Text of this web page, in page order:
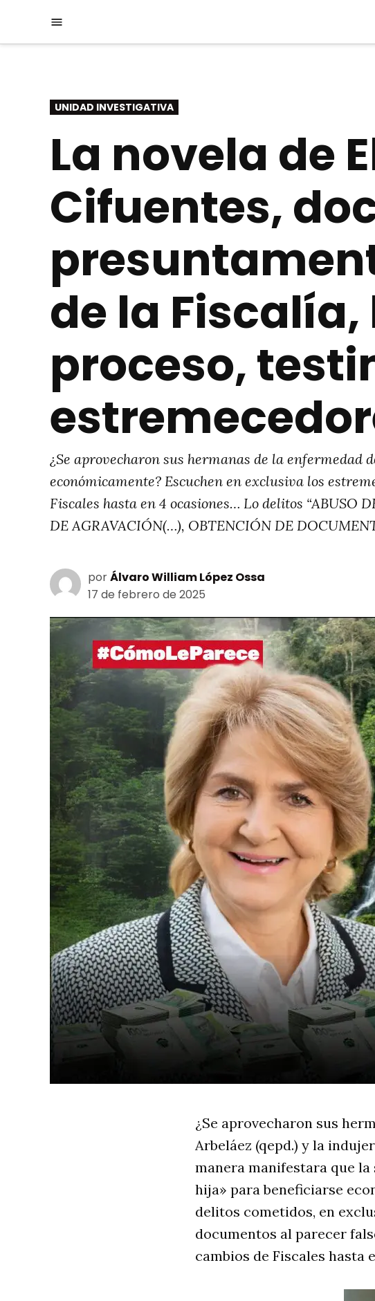
Menú
PUBLICADO
EN
UNIDAD INVESTIGATIVA
La novela de
Cifuentes,
de la
proceso,
¿Se aprovecharon sus hermanas de la
económicamente? Escuchen en exclusiva los
Fiscales hasta en 4 ocasiones… Lo delitos “ABUSO
DE AGRAVACIÓN(…), OBTENCIÓN DE
porÁlvaro William López Ossa
17 de febrero de 2025
¿Se aprovecharon sus
Arbeláez (qepd.) y la
manera manifestara que la
hija» para beneficiarse
delitos cometidos, en
documentos al parecer
cambios de Fiscales hasta